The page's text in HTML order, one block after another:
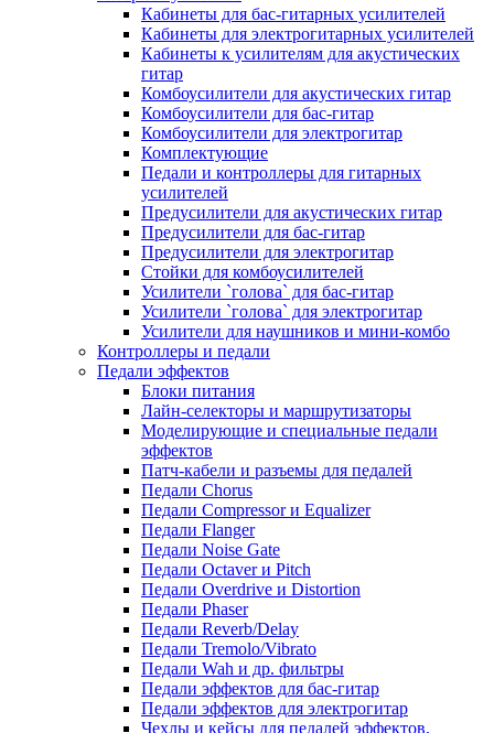
Кабинеты для бас-гитарных усилителей
Кабинеты для электрогитарных усилителей
Кабинеты к усилителям для акустических
гитар
Комбоусилители для акустических гитар
Комбоусилители для бас-гитар
Комбоусилители для электрогитар
Комплектующие
Педали и контроллеры для гитарных
усилителей
Предусилители для акустических гитар
Предусилители для бас-гитар
Предусилители для электрогитар
Стойки для комбоусилителей
Усилители `голова` для бас-гитар
Усилители `голова` для электрогитар
Усилители для наушников и мини-комбо
Контроллеры и педали
Педали эффектов
Блоки питания
Лайн-селекторы и маршрутизаторы
Моделирующие и специальные педали
эффектов
Патч-кабели и разъемы для педалей
Педали Chorus
Педали Compressor и Equalizer
Педали Flanger
Педали Noise Gate
Педали Octaver и Pitch
Педали Overdrive и Distortion
Педали Phaser
Педали Reverb/Delay
Педали Tremolo/Vibrato
Педали Wah и др. фильтры
Педали эффектов для бас-гитар
Педали эффектов для электрогитар
Чехлы и кейсы для педалей эффектов,